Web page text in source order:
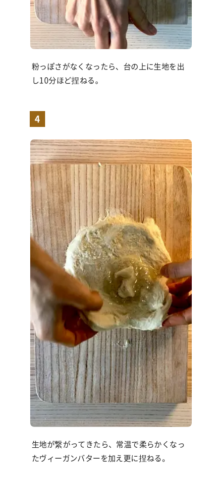
粉っぽさがなくなったら、台の上に生地を出
し10分ほど捏ねる。
4
生地が繋がってきたら、常温で柔らかくなっ
たヴィーガンバターを加え更に捏ねる。